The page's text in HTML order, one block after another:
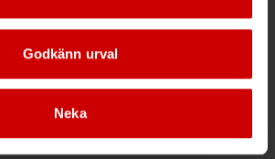
Godkänn urval
Neka
Allmänna villkor
Handla med Würth app